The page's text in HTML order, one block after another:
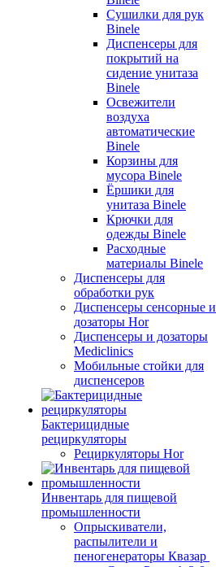
Сушилки для рук
Binele
Диспенсеры для
покрытий на
сидение унитаза
Binele
Освежители
воздуха
автоматические
Binele
Корзины для
мусора Binele
Ёршики для
унитаза Binele
Крючки для
одежды Binele
Расходные
материалы Binele
Диспенсеры для
обработки рук
Диспенсеры сенсорные и
дозаторы Hor
Диспенсеры и дозаторы
Mediclinics
Мобильные стойки для
диспенсеров
Бактерицидные
рециркуляторы
Рециркуляторы Hor
Инвентарь для пищевой
промышленности
Опрыскиватели,
распылители и
пеногенераторы Квазар